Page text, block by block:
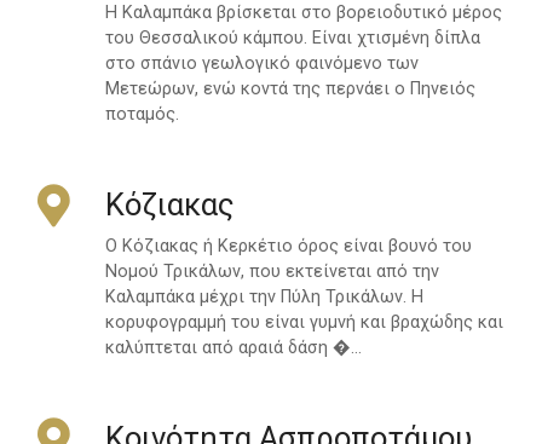
Η Καλαμπάκα βρίσκεται στο βορειοδυτικό μέρος
του Θεσσαλικού κάμπου. Είναι χτισμένη δίπλα
στο σπάνιο γεωλογικό φαινόμενο των
Μετεώρων, ενώ κοντά της περνάει ο Πηνειός
ποταμός.
Κόζιακας
Ο Κόζιακας ή Κερκέτιο όρος είναι βουνό του
Νομού Τρικάλων, που εκτείνεται από την
Καλαμπάκα μέχρι την Πύλη Τρικάλων. Η
κορυφογραμμή του είναι γυμνή και βραχώδης και
καλύπτεται από αραιά δάση �…